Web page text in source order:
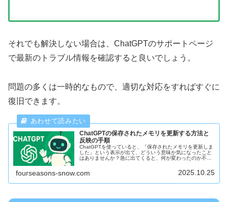
それでも解決しない場合は、ChatGPTのサポートページ
で最新のトラブル情報を確認すると良いでしょう。
問題の多くは一時的なもので、適切な対応をすればすぐに
復旧できます。
ChatGPTの保存されたメモリを更新する方法と
反映の手順
ChatGPTを使っていると、「保存されたメモリを更新しま
した」という表示が出て、どういう意味か気になったこと
はありませんか？急に出てくると、何が変わったのか不安
fourseasons-snow.com 2025.10.25